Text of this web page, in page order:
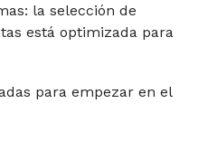
la selección de
está optimizada para
para empezar en el